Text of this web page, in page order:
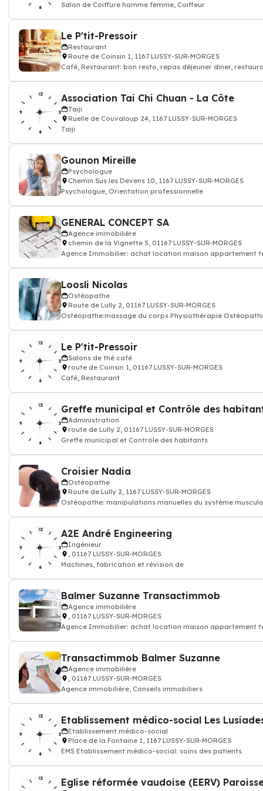
Salon de Coiffure homme femme, Coiffeur
Le P'tit-Pressoir
Restaurant
Route de Coinsin 1, 1167 LUSSY-SUR-MORGES
Café, Restaurant: bon resto, repas déjeuner dîner,
Association Tai Chi Chuan - La Côte
Taiji
Ruelle de Couvaloup 24, 1167 LUSSY-SUR-MORGES
Taiji
Gounon Mireille
Psychologue
Chemin Sus les Devens 10, 1167 LUSSY-SUR-MORGES
Psychologue, Orientation professionnelle
GENERAL CONCEPT SA
Agence immobilière
chemin de la Vignette 5, 01167 LUSSY-SUR-MORGES
Agence Immobilier: achat location maison appartement
Loosli Nicolas
Ostéopathe
Route de Lully 2, 01167 LUSSY-SUR-MORGES
Ostéopathe:massage du corps Physiothérapie
Le P'tit-Pressoir
Salons de thé café
route de Coinsin 1, 01167 LUSSY-SUR-MORGES
Café, Restaurant
Greffe municipal et Contrôle des
Administration
route de Lully 2, 01167 LUSSY-SUR-MORGES
Greffe municipal et Contrôle des habitants
Croisier Nadia
Ostéopathe
Route de Lully 2, 1167 LUSSY-SUR-MORGES
Ostéopathe: manipulations manuelles du système
A2E André Engineering
Ingénieur
, 01167 LUSSY-SUR-MORGES
Machines, fabrication et révision de
Balmer Suzanne Transactimmob
Agence immobilière
, 01167 LUSSY-SUR-MORGES
Agence Immobilier: achat location maison appartement
Transactimmob Balmer Suzanne
Agence immobilière
, 01167 LUSSY-SUR-MORGES
Agence immobilière, Conseils immobiliers
Etablissement médico-social Les
Etablissement médico-social
Place de la Fontaine 1, 1167 LUSSY-SUR-MORGES
EMS Etablissement médico-social: soins des patients